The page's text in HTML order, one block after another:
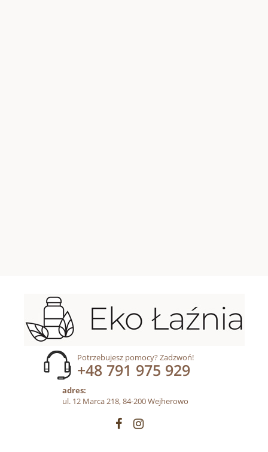
Potrzebujesz pomocy? Zadzwoń!
+48 791 975 929
adres:
ul. 12 Marca 218, 84-200 Wejherowo